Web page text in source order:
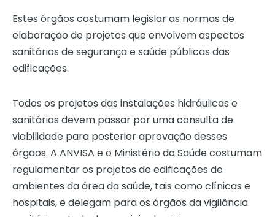
Estes órgãos costumam legislar as normas de
elaboração de projetos que envolvem aspectos
sanitários de segurança e saúde públicas das
edificações.
Todos os projetos das instalações hidráulicas e
sanitárias devem passar por uma consulta de
viabilidade para posterior aprovação desses
órgãos. A ANVISA e o Ministério da Saúde costumam
regulamentar os projetos de edificações de
ambientes da área da saúde, tais como clínicas e
hospitais, e delegam para os órgãos da vigilância